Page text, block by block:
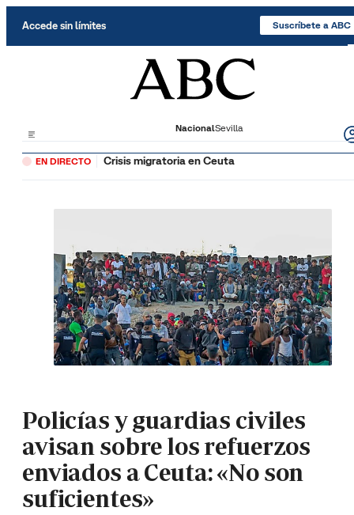
Accede sin límites Suscríbete a ABC
NacionalSevilla
EN DIRECTO Crisis migratoria en Ceuta
Policías y guardias civiles
avisan sobre los refuerzos
enviados a Ceuta: «No son
suficientes»